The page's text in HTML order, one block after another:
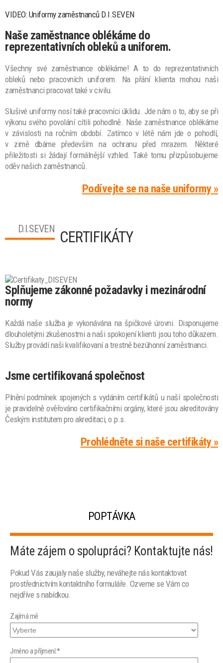
VIDEO: Uniformy zaměstnanců D.I.SEVEN
Naše zaměstnance oblékáme do
reprezentativních obleků a uniforem.
Všechny své zaměstnance oblékáme! A to do reprezentativních
obleků nebo pracovních uniforem. Na přání klienta mohou naši
zaměstnanci pracovat také v civilu.
Slušivé uniformy nosí také pracovníci úklidu. Jde nám o to, aby se při
výkonu svého povolání cítili pohodlně. Naše zaměstnance oblékáme
v závislosti na ročním období. Zatímco v létě nám jde o pohodlí,
v zimě dbáme především na ochranu před mrazem. Některé
přiležitosti si žádají formálnější vzhled. Také tomu přizpůsobujeme
oděv našich zaměstnanců.
Podívejte se na naše uniformy »
D.I.SEVEN CERTIFIKÁTY
Splňujeme zákonné požadavky i mezinárodní
normy
Každá naše služba je vykonávána na špičkové úrovni. Disponujeme
dlouholetými zkušenostmi a naši spokojení klienti jsou toho důkazem.
Služby provádí naši kvalifikovaní a trestně bezúhonní zaměstnanci.
Jsme certifikovaná společnost
Plnění podmínek spojených s vydáním certifikátů u naší společnosti
je pravidelně ověřováno certifikačními orgány, které jsou akreditovány
Českým institutem pro akreditaci, o.p.s.
Prohlédněte si naše certifikáty »
POPTÁVKA
Máte zájem o spolupráci? Kontaktujte nás!
Pokud Vás zaujaly naše služby, neváhejte nás kontaktovat
prostřednictvím kontaktního formuláře. Ozveme se Vám co
nejdříve s nabídkou.
Zajímá mě
Jméno a příjmení:*